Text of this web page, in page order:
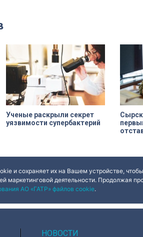
должен полностью выполнить
все обязательства. Как
восстанавливают яркий пример
деревянного модерна и почему
эта история уникальна?
Ученые раскрыли секрет
уязвимости супербактерий
и сохраняет их на Вашем устройстве,
маркетинговой деятельности. Продолжая
АО «ГАТР» файлов cookie.
НОВОСТИ